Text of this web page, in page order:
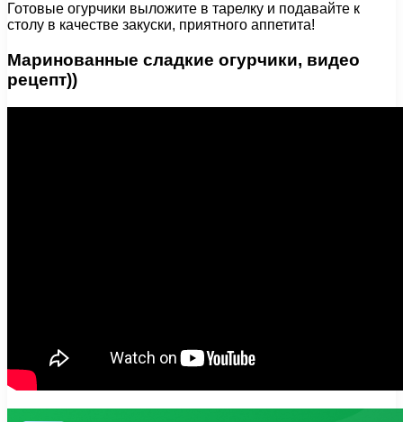
Готовые огурчики выложите в тарелку и подавайте к
столу в качестве закуски, приятного аппетита!
Маринованные сладкие огурчики, видео
рецепт))